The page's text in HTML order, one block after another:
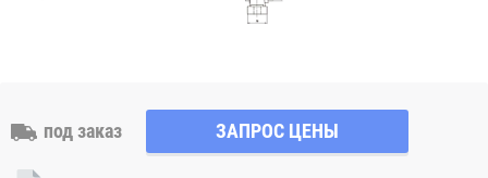
под заказ ЗАПРОС ЦЕНЫ